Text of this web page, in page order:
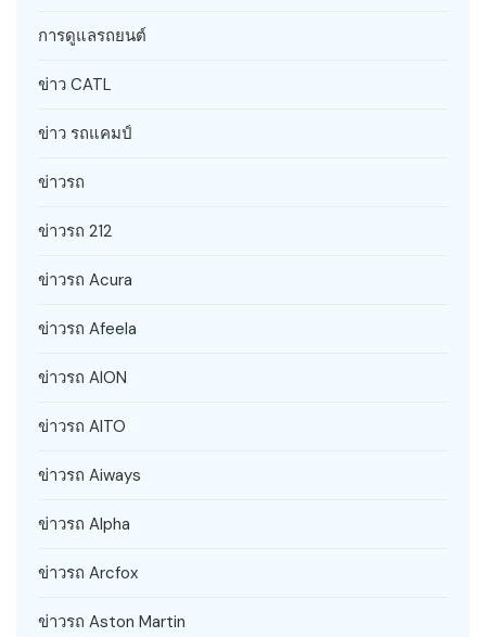
การดูแลรถยนต์
ข่าว CATL
ข่าว รถแคมป์
ข่าวรถ
ข่าวรถ 212
ข่าวรถ Acura
ข่าวรถ Afeela
ข่าวรถ AION
ข่าวรถ AITO
ข่าวรถ Aiways
ข่าวรถ Alpha
ข่าวรถ Arcfox
ข่าวรถ Aston Martin